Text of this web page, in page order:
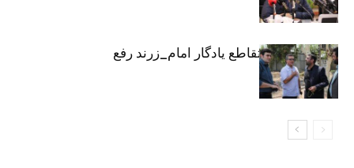
معارض ملکی تقاطع یادگار امام_زرند رفع
شد